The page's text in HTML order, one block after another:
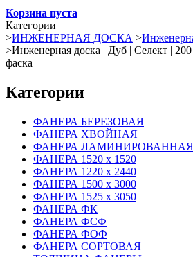
Корзина пуста
Категории
>ИНЖЕНЕРНАЯ ДОСКА >
>Инженерная доска | Дуб | Селект |
фаска
Категории
ФАНЕРА БЕРЕЗОВАЯ
ФАНЕРА ХВОЙНАЯ
ФАНЕРА ЛАМИНИРОВАННАЯ
ФАНЕРА 1520 х 1520
ФАНЕРА 1220 х 2440
ФАНЕРА 1500 х 3000
ФАНЕРА 1525 х 3050
ФАНЕРА ФК
ФАНЕРА ФСФ
ФАНЕРА ФОФ
ФАНЕРА СОРТОВАЯ